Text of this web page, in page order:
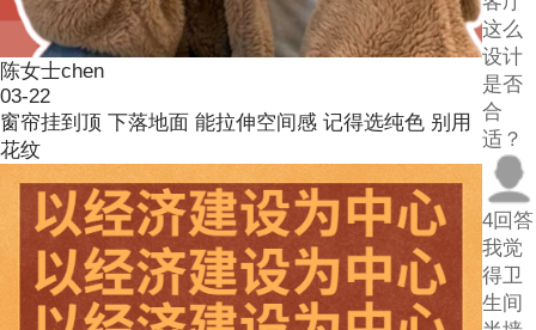
陈女士chen
03-22
窗帘挂到顶 下落地面 能拉伸空间感 记得选纯色 别用
花纹
这么
设计
是否
合
适？
4回答
我觉
得卫
生间